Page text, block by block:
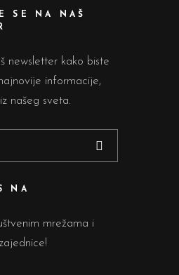
SE NA NAŠ
newsletter kako biste
informacije,
našeg sveta.
NA
mrežama i